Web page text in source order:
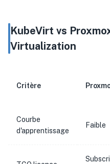
KubeVirt vs
Virtualization
Critère
Courbe
d'apprentissage
Faible